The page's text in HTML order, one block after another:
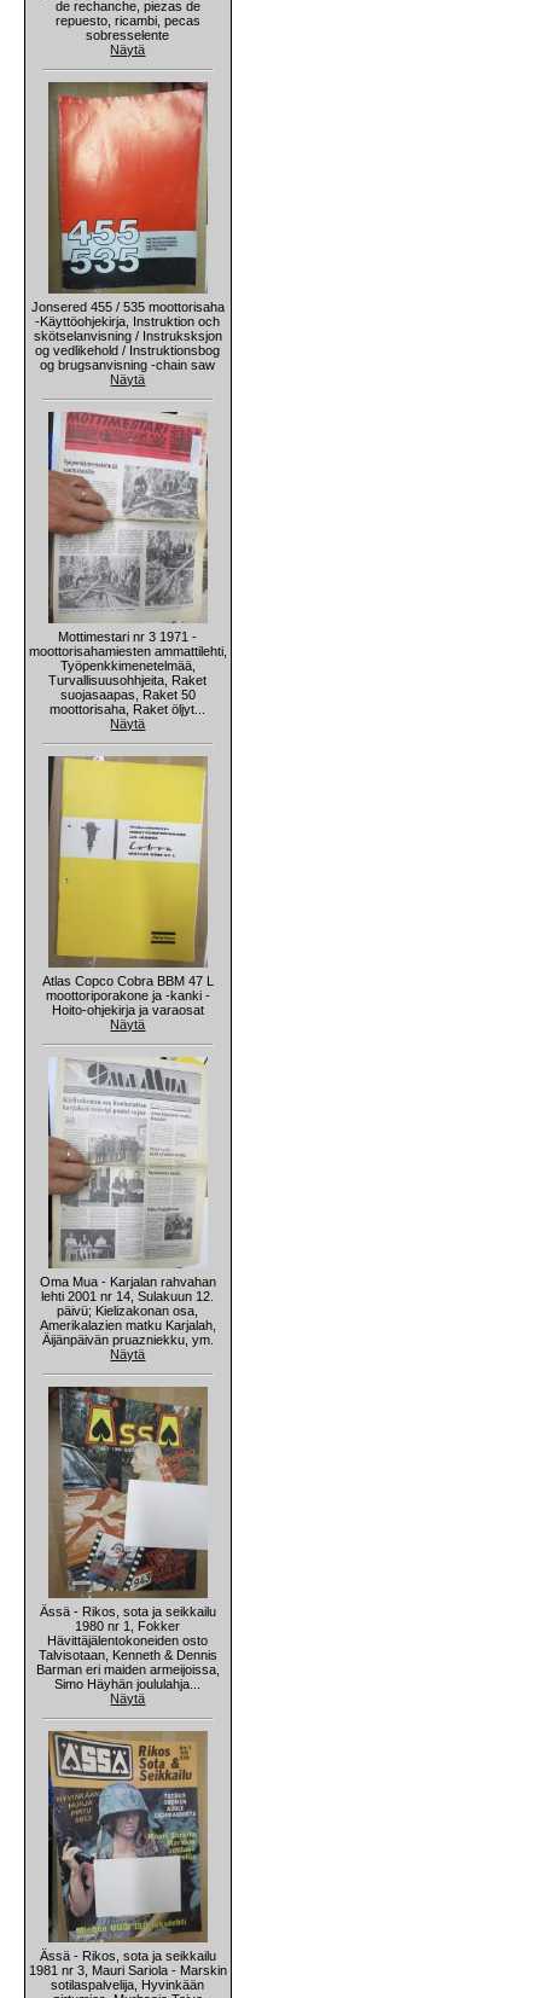
de rechanche, piezas de
repuesto, ricambi, pecas
sobresselente
Näytä
Jonsered 455 / 535 moottorisaha
-Käyttöohjekirja, Instruktion och
skötselanvisning / Instruksksjon
og vedlikehold / Instruktionsbog
og brugsanvisning -chain saw
Näytä
Mottimestari nr 3 1971 -
moottorisahamiesten ammattilehti,
Työpenkkimenetelmää,
Turvallisuusohhjeita, Raket
suojasaapas, Raket 50
moottorisaha, Raket öljyt...
Näytä
Atlas Copco Cobra BBM 47 L
moottoriporakone ja -kanki -
Hoito-ohjekirja ja varaosat
Näytä
Oma Mua - Karjalan rahvahan
lehti 2001 nr 14, Sulakuun 12.
päivü; Kielizakonan osa,
Amerikalazien matku Karjalah,
Äijänpäivän pruazniekku, ym.
Näytä
Ässä - Rikos, sota ja seikkailu
1980 nr 1, Fokker
Hävittäjälentokoneiden osto
Talvisotaan, Kenneth & Dennis
Barman eri maiden armeijoissa,
Simo Häyhän joululahja...
Näytä
Ässä - Rikos, sota ja seikkailu
1981 nr 3, Mauri Sariola - Marskin
sotilaspalvelija, Hyvinkään